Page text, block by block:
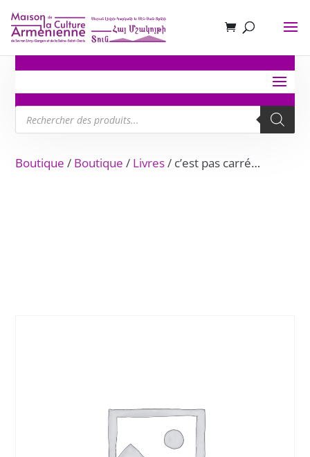
Recherche
de
produits
Boutique / Boutique / Livres/ c’est pas carré…